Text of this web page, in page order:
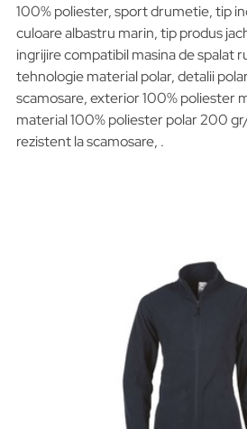
100% poliester, sport drumetie, tip
culoare albastru marin, tip produs
ingrijire compatibil masina de spalat
tehnologie material polar, detalii
scamosare, exterior 100% poliester
material 100% poliester polar 200
rezistent la scamosare, .